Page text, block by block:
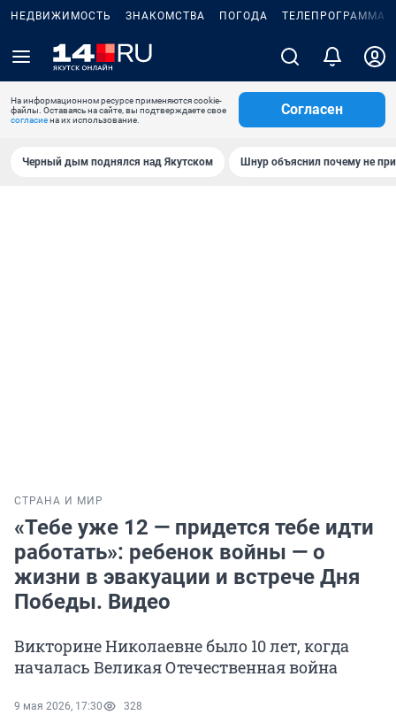
НЕДВИЖИМОСТЬ ЗНАКОМСТВА ПОГОДА ТЕЛЕПРОГРАММА
На информационном ресурсе применяются cookie-
файлы. Оставаясь на сайте, вы подтверждаете свое
согласиена их использование.
Согласен
Черный дым поднялся над Якутском Шнур объяснил почему не
СТРАНА И МИР
«Тебе уже 12 — придется тебе идти
работать»: ребенок войны — о
жизни в эвакуации и встрече Дня
Победы. Видео
Викторине Николаевне было 10 лет, когда
началась Великая Отечественная война
9 мая 2026, 17:30 328